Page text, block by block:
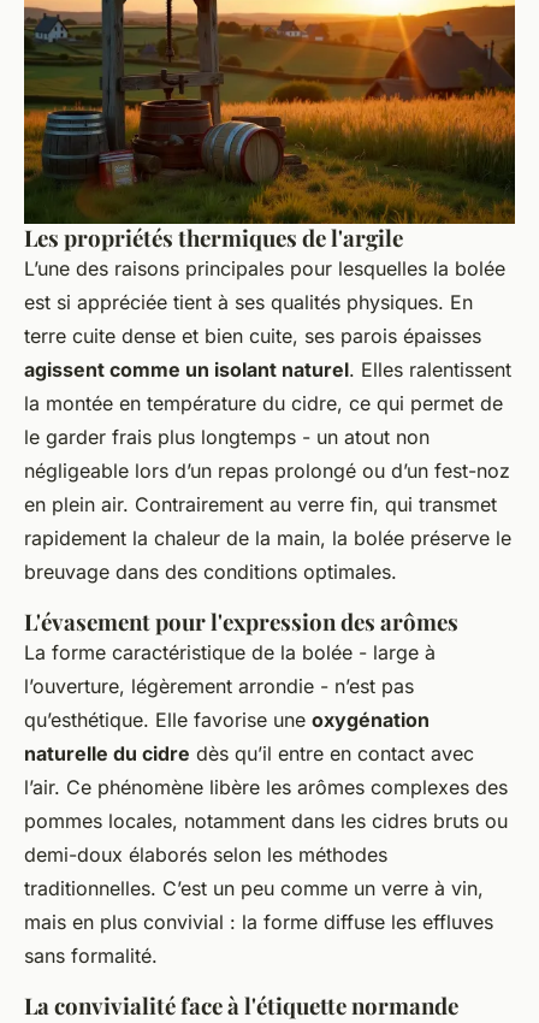
Les propriétés thermiques de l'argile
L’une des raisons principales pour lesquelles la bolée
est si appréciée tient à ses qualités physiques. En
terre cuite dense et bien cuite, ses parois épaisses
agissent comme un isolant naturel. Elles ralentissent
la montée en température du cidre, ce qui permet de
le garder frais plus longtemps - un atout non
négligeable lors d’un repas prolongé ou d’un fest-noz
en plein air. Contrairement au verre fin, qui transmet
rapidement la chaleur de la main, la bolée préserve le
breuvage dans des conditions optimales.
L'évasement pour l'expression des arômes
La forme caractéristique de la bolée - large à
l’ouverture, légèrement arrondie - n’est pas
qu’esthétique. Elle favorise une oxygénation
naturelle du cidre dès qu’il entre en contact avec
l’air. Ce phénomène libère les arômes complexes des
pommes locales, notamment dans les cidres bruts ou
demi-doux élaborés selon les méthodes
traditionnelles. C’est un peu comme un verre à vin,
mais en plus convivial : la forme diffuse les effluves
sans formalité.
La convivialité face à l'étiquette normande